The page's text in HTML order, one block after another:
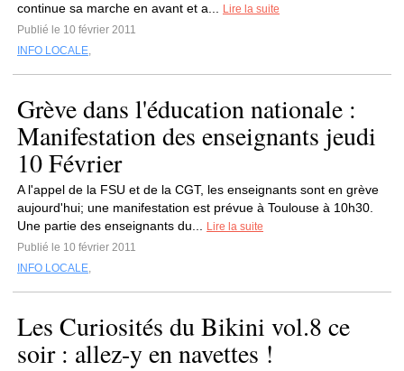
continue sa marche en avant et a...
Lire la suite
Publié le 10 février 2011
INFO LOCALE,
Grève dans l'éducation nationale :
Manifestation des enseignants jeudi
10 Février
A l'appel de la FSU et de la CGT, les enseignants sont en grève
aujourd'hui; une manifestation est prévue à Toulouse à 10h30.
Une partie des enseignants du...
Lire la suite
Publié le 10 février 2011
INFO LOCALE,
Les Curiosités du Bikini vol.8 ce
soir : allez-y en navettes !